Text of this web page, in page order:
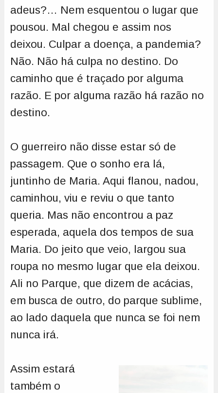
adeus?… Nem esquentou o lugar que
pousou. Mal chegou e assim nos
deixou. Culpar a doença, a pandemia?
Não. Não há culpa no destino. Do
caminho que é traçado por alguma
razão. E por alguma razão há razão no
destino.
O guerreiro não disse estar só de
passagem. Que o sonho era lá,
juntinho de Maria. Aqui flanou, nadou,
caminhou, viu e reviu o que tanto
queria. Mas não encontrou a paz
esperada, aquela dos tempos de sua
Maria. Do jeito que veio, largou sua
roupa no mesmo lugar que ela deixou.
Ali no Parque, que dizem de acácias,
em busca de outro, do parque sublime,
ao lado daquela que nunca se foi nem
nunca irá.
Assim estará
também o